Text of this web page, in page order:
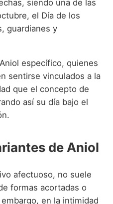
siendo una de las
el Día de los
guardianes y
específico, quienes
sentirse vinculados a la
que el concepto de
así su día bajo el
de Aniol
afectuoso, no suele
formas acortadas o
en la intimidad